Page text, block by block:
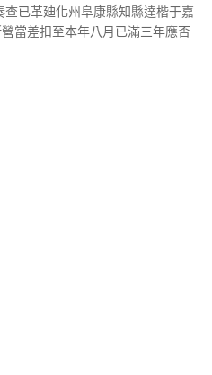
已革廸化州阜康縣知縣達楷于嘉
當差扣至本年八月已滿三年應否